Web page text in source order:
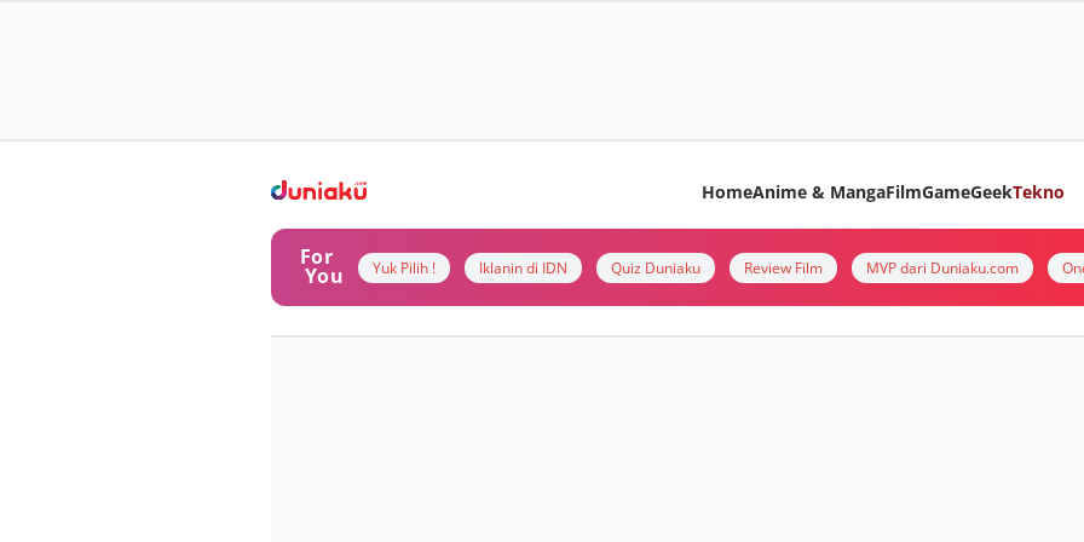
HomeAnime & MangaFilmGameGeekTekno
For
You Yuk Pilih ! Iklanin di IDN Quiz Duniaku Review Film MVP dari Duniaku.com